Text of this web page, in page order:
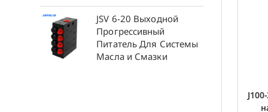
JSV 6-20 Выходной
Прогрессивный
Питатель Для Системы
Масла и Смазки